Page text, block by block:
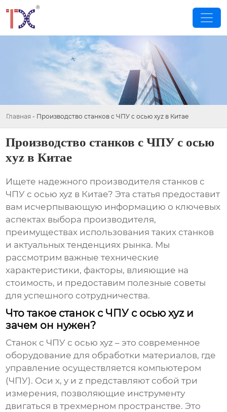
Главная - Производство станков с ЧПУ с осью xyz в Китае
Производство станков с ЧПУ с осью
xyz в Китае
Ищете надежного производителя станков с
ЧПУ с осью xyz в Китае? Эта статья предоставит
вам исчерпывающую информацию о ключевых
аспектах выбора производителя,
преимуществах использования таких станков
и актуальных тенденциях рынка. Мы
рассмотрим важные технические
характеристики, факторы, влияющие на
стоимость, и предоставим полезные советы
для успешного сотрудничества.
Что такое станок с ЧПУ с осью xyz и
зачем он нужен?
Станок с ЧПУ с осью xyz – это современное
оборудование для обработки материалов, где
управление осуществляется компьютером
(ЧПУ). Оси x, y и z представляют собой три
измерения, позволяющие инструменту
двигаться в трехмерном пространстве. Это